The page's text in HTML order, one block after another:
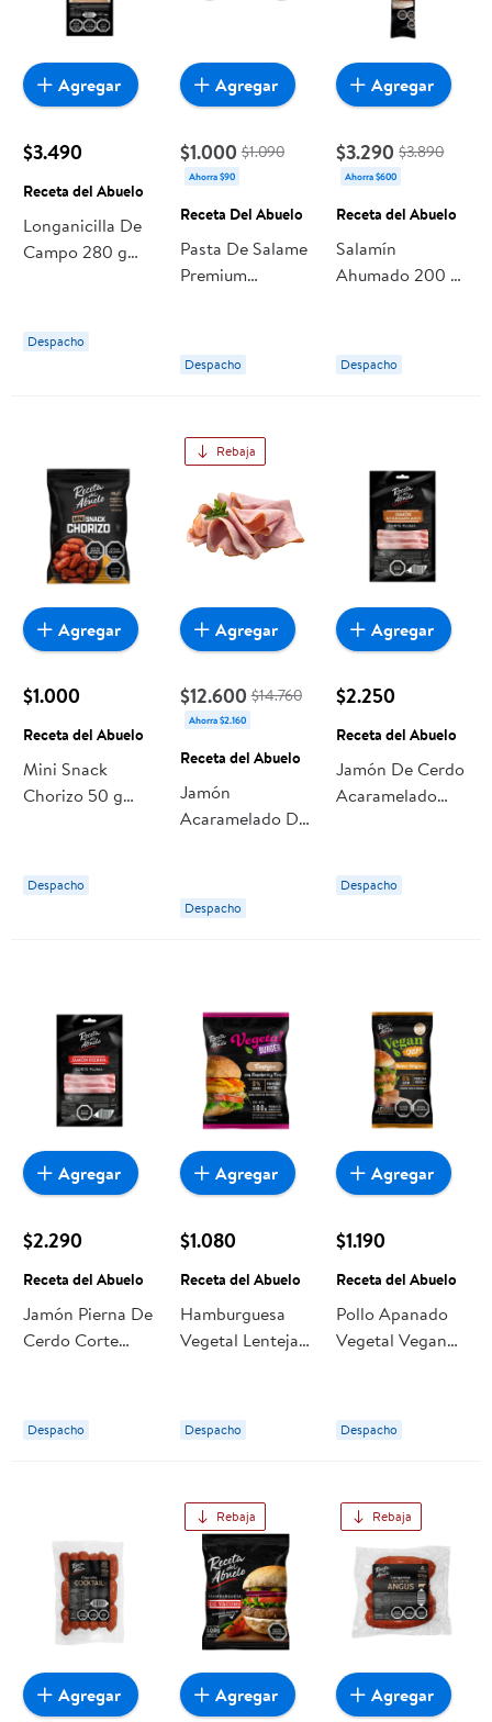
$3.490
Receta del Abuelo
Longanicilla De
Campo 280 g
Despacho
Agregar
$1.000 $1.090
Ahorra $90
Receta Del Abuelo
Pasta De Salame
Premium
Abuelo
Despacho
Agregar
$3.290 $3.890
Ahorra $600
Receta del Abuelo
Salamín
Ahumado 200 gr
Despacho
Agregar
$1.000
Receta del Abuelo
Mini Snack
Chorizo 50 g
Despacho
Agregar
Rebaja
$12.600 $14.760
Ahorra $2.160
Receta del Abuelo
Jamón
Acaramelado De
Abuelo
Despacho
Agregar
$2.250
Receta del Abuelo
Jamón De Cerdo
Acaramelado
Abuelo
Despacho
Agregar
$2.290
Receta del Abuelo
Jamón Pierna De
Cerdo Corte
Receta del
Abuelo
Despacho
Agregar
$1.080
Receta del Abuelo
Hamburguesa
Vegetal Lentejas
Receta del
Abuelo
Despacho
Agregar
$1.190
Receta del Abuelo
Pollo Apanado
Vegetal Vegan
Abuelo
Despacho
Agregar
Agregar
Rebaja
Agregar
Rebaja
Agregar